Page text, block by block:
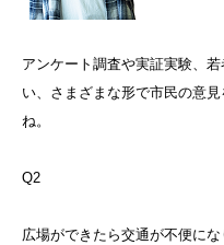
アンケート調査や実証実験、
い、さまざまな形で市民の意
ね。
Q2
広場ができたら交通が不便にな